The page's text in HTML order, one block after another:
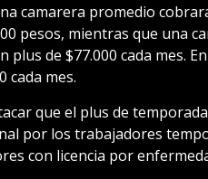
camarera promedio
pesos, mientras que una
plus de $77.000 cada mes.
cada mes.
que el plus de
por los trabajadores
con licencia por